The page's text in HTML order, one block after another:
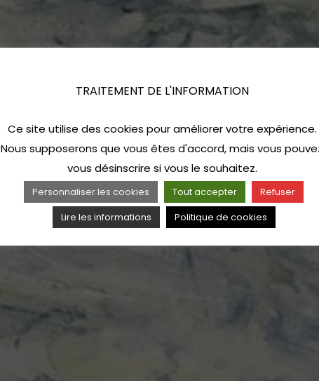
TRAITEMENT DE L'INFORMATION
Ce site utilise des cookies pour améliorer votre expérience.
Nous supposerons que vous êtes d'accord, mais vous
vous désinscrire si vous le souhaitez.
Personnaliser les cookies Tout accepter
Refuser
Lire les informations
Politique de cookies